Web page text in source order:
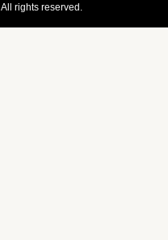
All rights reserved.